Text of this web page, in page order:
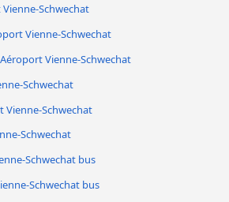
Schwechat
Vienne-Schwechat
Vienne-Schwechat
Schwechat
Vienne-Schwechat
Schwechat
Schwechat bus
Schwechat bus